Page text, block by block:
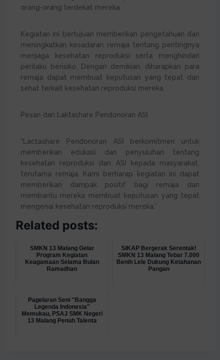
orang-orang terdekat mereka.
Kegiatan ini bertujuan memberikan pengetahuan dan
meningkatkan kesadaran remaja tentang pentingnya
menjaga kesehatan reproduksi serta menghindari
perilaku berisiko. Dengan demikian, diharapkan para
remaja dapat membuat keputusan yang tepat dan
sehat terkait kesehatan reproduksi mereka.
Pesan dari Laktashare Pendonoran ASI
“Lactashare Pendonoran ASI berkomitmen untuk
memberikan edukasi dan penyuluhan tentang
kesehatan reproduksi dan ASI kepada masyarakat,
terutama remaja. Kami berharap kegiatan ini dapat
memberikan dampak positif bagi remaja dan
membantu mereka membuat keputusan yang tepat
mengenai kesehatan reproduksi mereka.”
Related posts:
SMKN 13 Malang Gelar
Program Kegiatan
Keagamaan Selama Bulan
Ramadhan
SIKAP Bergerak Serentak!
SMKN 13 Malang Tebar 7.000
Benih Lele Dukung Ketahanan
Pangan
Pagelaran Seni "Bangga
Legenda Indonesia"
Memukau, PSAJ SMK Negeri
13 Malang Penuh Talenta